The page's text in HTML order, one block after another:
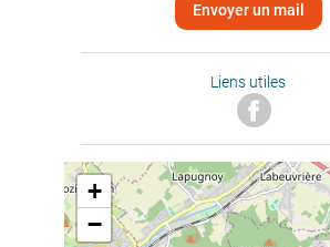
Envoyer un mail
Liens utiles
+
−